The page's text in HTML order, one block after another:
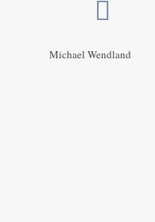
Michael Wendland